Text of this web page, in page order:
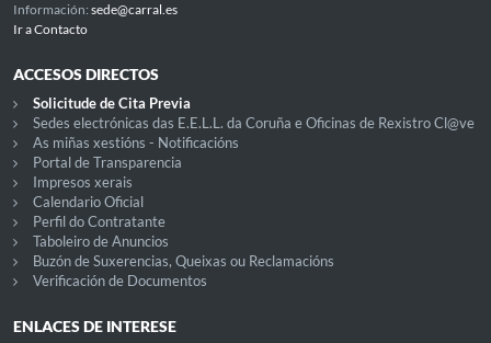
Información: sede@carral.es
Ir a Contacto
ACCESOS DIRECTOS
Solicitude de Cita Previa
Sedes electrónicas das E.E.L.L. da Coruña e Oficinas de Rexistro Cl@ve
As miñas xestións - Notificacións
Portal de Transparencia
Impresos xerais
Calendario Oficial
Perfil do Contratante
Taboleiro de Anuncios
Buzón de Suxerencias, Queixas ou Reclamacións
Verificación de Documentos
ENLACES DE INTERESE